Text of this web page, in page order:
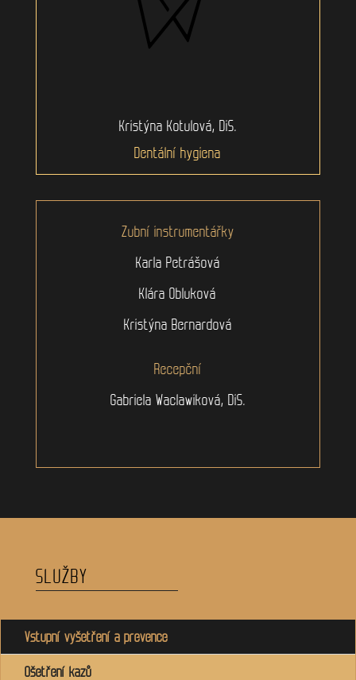
Kristýna Kotulová, DiS.
Dentální hygiena
Zubní instrumentářky
Karla Petrášová
Klára Obluková
Kristýna Bernardová
Recepční
Gabriela Waclawiková, DiS.
SLUŽBY
Vstupní vyšetření a prevence
Ošetření kazů